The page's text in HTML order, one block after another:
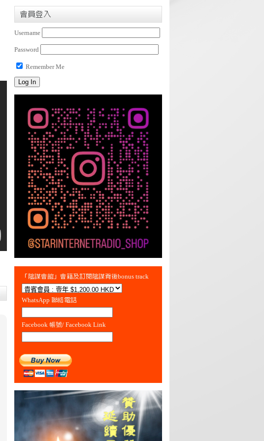
會員登入
Username
Password
Remember Me
「陰謀會館」會籍及訂閱陰謀背後bonus track
WhatsApp 聯絡電話
Facebook 帳號/ Facebook Link